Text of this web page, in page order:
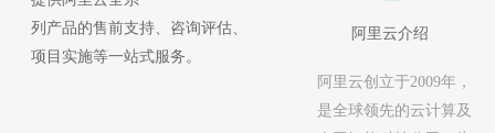
列产品的售前支持、咨询评估、
项目实施等一站式服务。
阿里云介绍
阿里云创立于2009年，
是全球领先的云计算及